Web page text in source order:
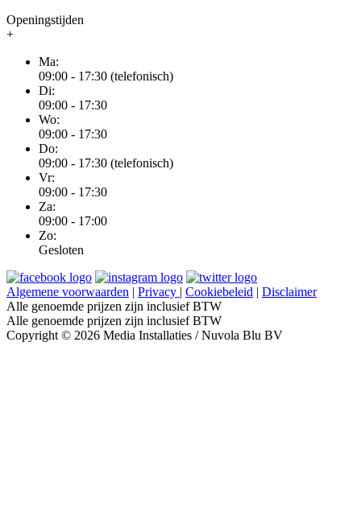
Openingstijden
+
Ma:
09:00 - 17:30 (telefonisch)
Di:
09:00 - 17:30
Wo:
09:00 - 17:30
Do:
09:00 - 17:30 (telefonisch)
Vr:
09:00 - 17:30
Za:
09:00 - 17:00
Zo:
Gesloten
Algemene voorwaarden | Privacy | Cookiebeleid | Disclaimer
Alle genoemde prijzen zijn inclusief BTW
Alle genoemde prijzen zijn inclusief BTW
Copyright © 2026 Media Installaties / Nuvola Blu BV